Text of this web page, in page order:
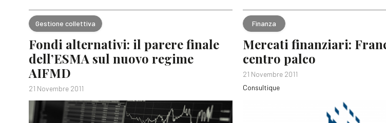
Gestione collettiva
Fondi alternativi: il parere finale
dell’ESMA sul nuovo regime
AIFMD
21 Novembre 2011
Finanza
Mercati finanziari:
centro palco
21 Novembre 2011
Consultique